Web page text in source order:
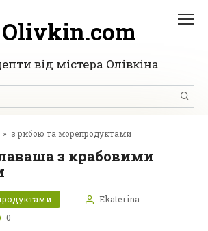
Olivkin.com
від містера Олівкіна
» з рибою та морепродуктами
Ekaterina
0